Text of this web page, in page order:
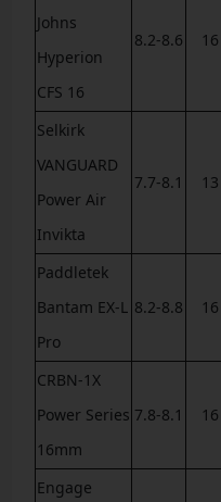
Johns
Hyperion
CFS 16
8.2-8.6 16
Selkirk
VANGUARD
Power Air
Invikta
7.7-8.1 13
Paddletek
Bantam EX-L
Pro
8.2-8.8 16
CRBN-1X
Power Series
16mm
7.8-8.1 16
Engage